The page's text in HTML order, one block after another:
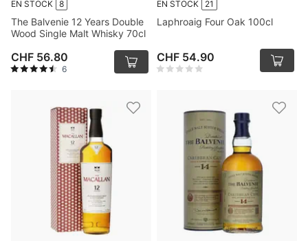
EN STOCK 8
The Balvenie 12 Years Double
Wood Single Malt Whisky 70cl
CHF 56.80
6
EN STOCK 21
Laphroaig Four Oak 100cl
CHF 54.90